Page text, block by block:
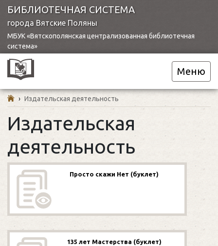
БИБЛИОТЕЧНАЯ СИСТЕМА
города Вятские Поляны
МБУК «Вятскополянская централизованная библиотечная
система»
Меню
› Издательская деятельность
Издательская
деятельность
Просто скажи Нет (буклет)
135 лет Мастерства (буклет)